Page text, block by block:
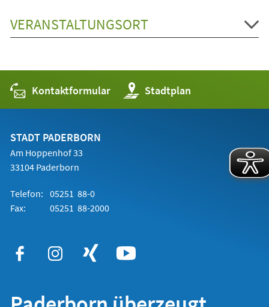
VERANSTALTUNGSORT
Kontaktformular Stadtplan
(Öffnet
in
einem
STADT PADERBORN
Am Hoppenhof 33
33104 Paderborn
Telefon: 05251 88-0
Fax:
05251 88-2000